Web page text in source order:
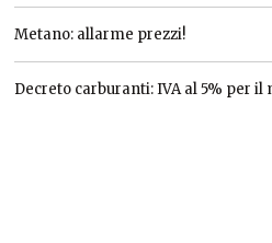
Metano: allarme prezzi!
Decreto carburanti: IVA al 5% per